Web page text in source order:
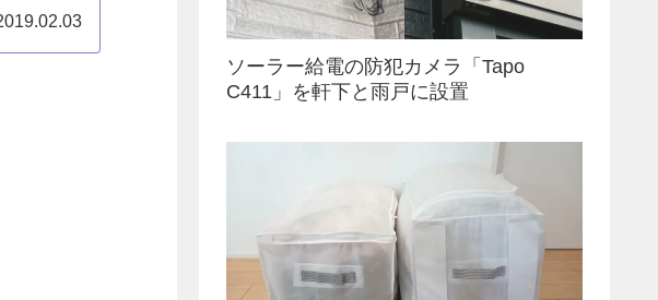
ソーラー給電の防犯カメラ「Tapo
C411」を軒下と雨戸に設置